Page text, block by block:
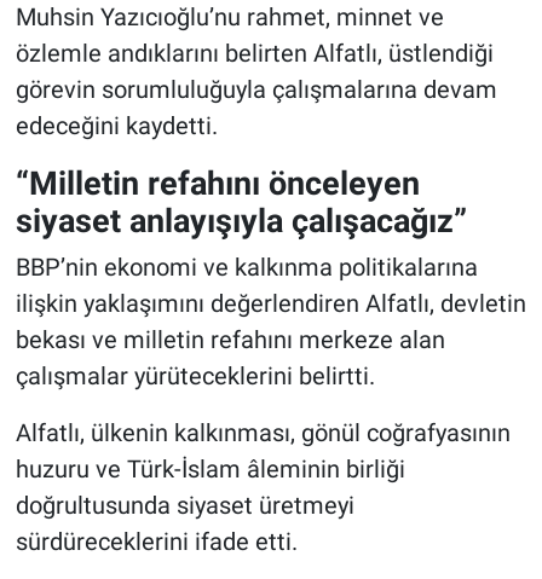
Muhsin Yazıcıoğlu’nu rahmet, minnet ve
özlemle andıklarını belirten Alfatlı, üstlendiği
görevin sorumluluğuyla çalışmalarına devam
edeceğini kaydetti.
“Milletin refahını önceleyen
siyaset anlayışıyla çalışacağız”
BBP’nin ekonomi ve kalkınma politikalarına
ilişkin yaklaşımını değerlendiren Alfatlı, devletin
bekası ve milletin refahını merkeze alan
çalışmalar yürüteceklerini belirtti.
Alfatlı, ülkenin kalkınması, gönül coğrafyasının
huzuru ve Türk-İslam âleminin birliği
doğrultusunda siyaset üretmeyi
sürdüreceklerini ifade etti.